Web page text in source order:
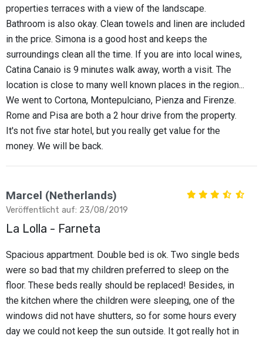
properties terraces with a view of the landscape.
Bathroom is also okay. Clean towels and linen are included
in the price. Simona is a good host and keeps the
surroundings clean all the time. If you are into local wines,
Catina Canaio is 9 minutes walk away, worth a visit. The
location is close to many well known places in the region...
We went to Cortona, Montepulciano, Pienza and Firenze.
Rome and Pisa are both a 2 hour drive from the property.
It's not five star hotel, but you really get value for the
money. We will be back.
Marcel (Netherlands)
Veröffentlicht auf: 23/08/2019
La Lolla - Farneta
Spacious appartment. Double bed is ok. Two single beds
were so bad that my children preferred to sleep on the
floor. These beds really should be replaced! Besides, in
the kitchen where the children were sleeping, one of the
windows did not have shutters, so for some hours every
day we could not keep the sun outside. It got really hot in